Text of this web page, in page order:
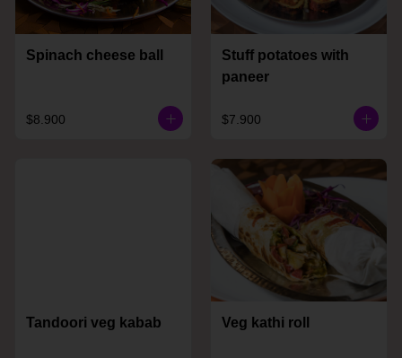
Spinach cheese ball
$8.900
Stuff potatoes with
paneer
$7.900
Tandoori veg kabab Veg kathi roll